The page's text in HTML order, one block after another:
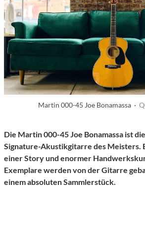
Martin 000-45 Joe Bonamassa ·
Die Martin 000-45 Joe Bonamassa ist
Signature-Akustikgitarre des Meisters.
einer Story und enormer
Exemplare werden von der Gitarre
einem absoluten Sammlerstück.